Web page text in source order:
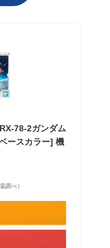
78-2ガンダム
ースカラー] 機
調べ）